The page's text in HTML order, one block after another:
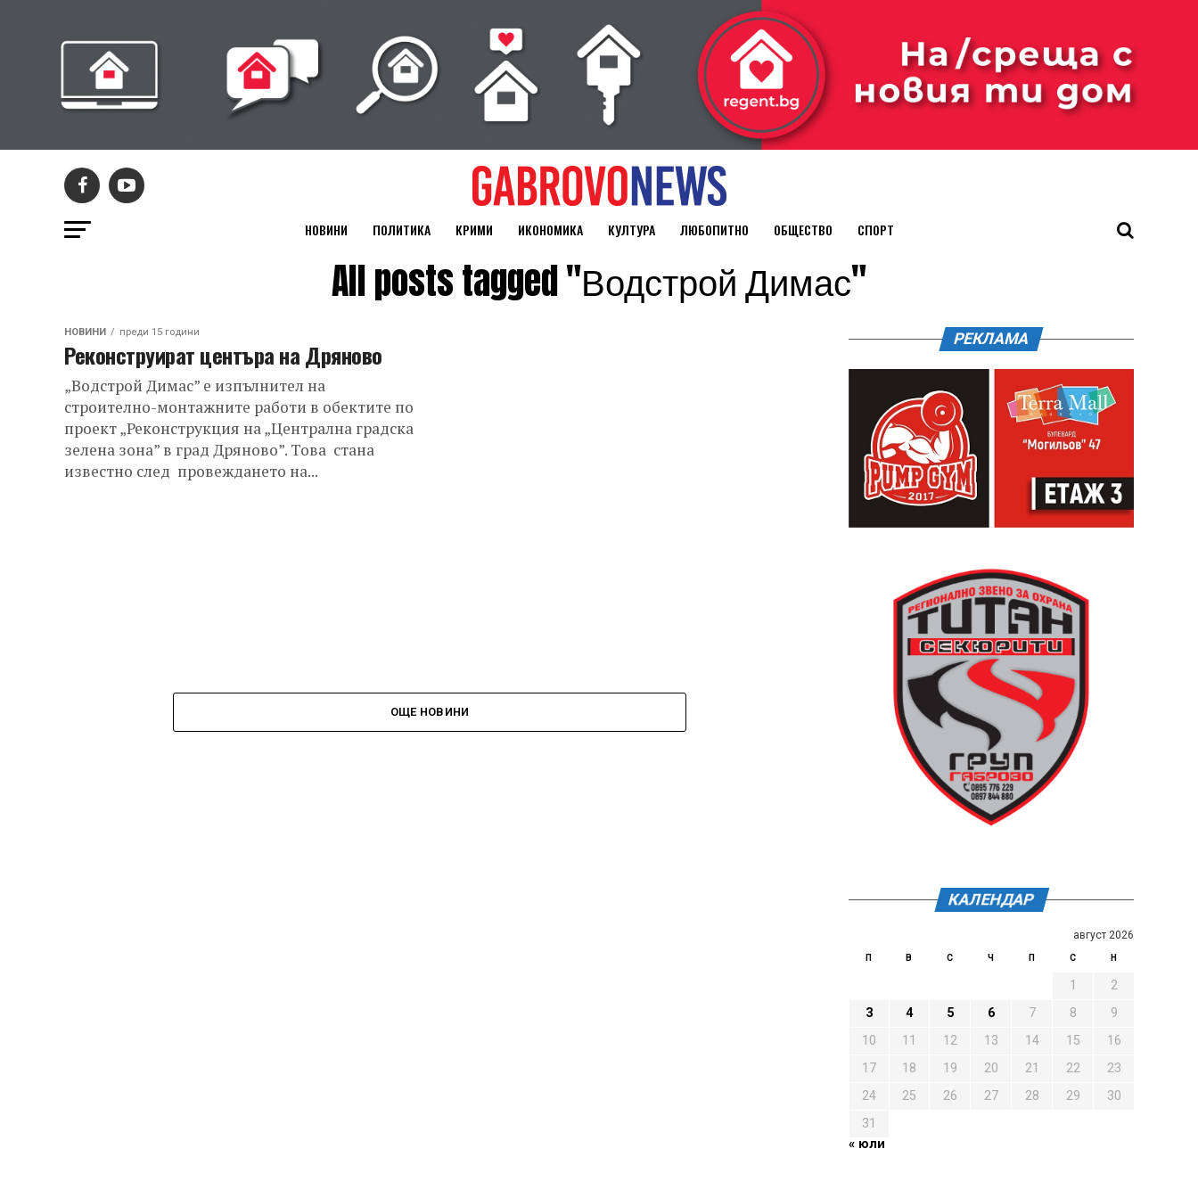
НОВИНИ ПОЛИТИКА КРИМИ ИКОНОМИКА КУЛТУРА ЛЮБОПИТНО ОБЩЕСТВО СПОРТ
All posts tagged "Водстрой Димас"
НОВИНИ преди 15 години
Реконструират центъра на Дряново
„Водстрой Димас” e изпълнител на
строително-монтажните работи в обектите по
проект „Реконструкция на „Централна градска
зелена зона” в град Дряново”. Това стана
известно след провеждането на...
ОЩЕ НОВИНИ
РЕКЛАМА
КАЛЕНДАР
август 2026
П В С Ч П С Н
1
2
3
4 5 6 7 8
9
10
11 12 13 14 15
16
17
18 19 20 21 22
23
24
25 26 27 28 29
30
31
« юли